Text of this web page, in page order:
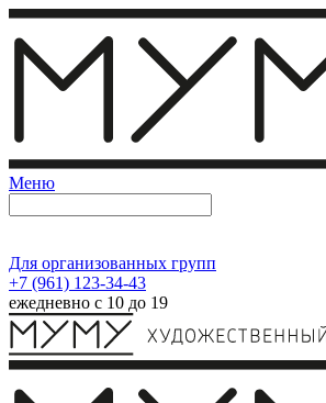
Меню
Для организованных групп
+7 (961) 123-34-43
ежедневно с 10 до 19